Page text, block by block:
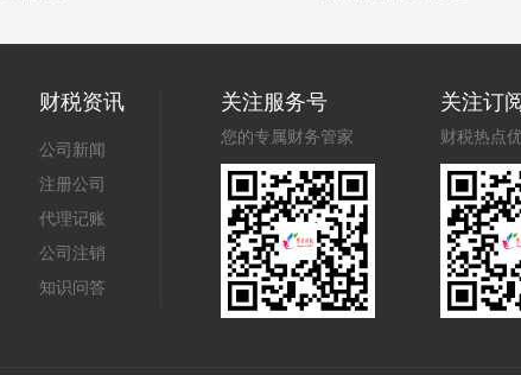
财税资讯
公司新闻
注册公司
代理记账
公司注销
知识问答
关注服务号
您的专属财务管家
关注订
财税热点